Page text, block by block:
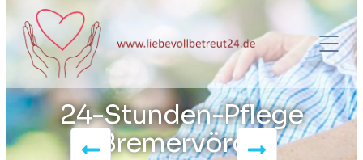
24-Stunden-Pflege
Bremervörde